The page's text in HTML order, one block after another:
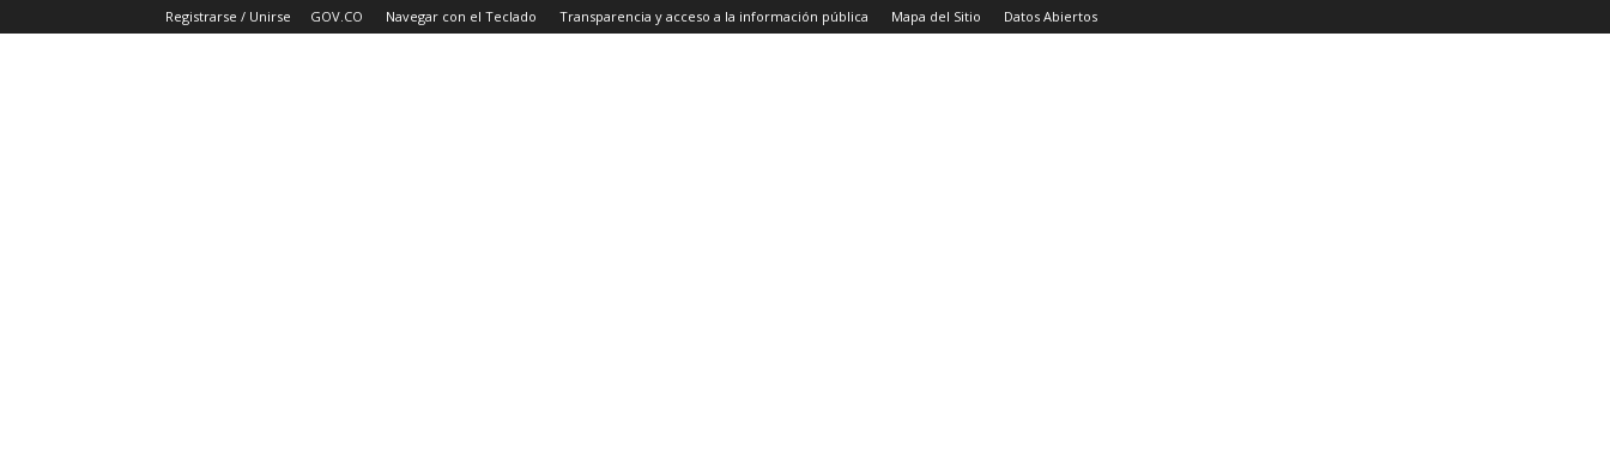
Registrarse / Unirse GOV.CO Navegar con el Teclado Transparencia y acceso a la información pública Mapa del Sitio Datos Abiertos